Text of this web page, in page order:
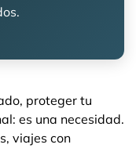
proteger tu
es una necesidad.
viajes con